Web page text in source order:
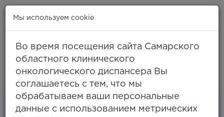
Самара, ул. Солнечная, 50
(тел. единый call-центр),
994-03-99факс
info@samaraonko.ru
Мы используем cookie
Во время посещения сайта Самарского
областного клинического
онкологического диспансера Вы
соглашаетесь с тем, что мы
обрабатываем ваши персональные
данные с использованием метрических